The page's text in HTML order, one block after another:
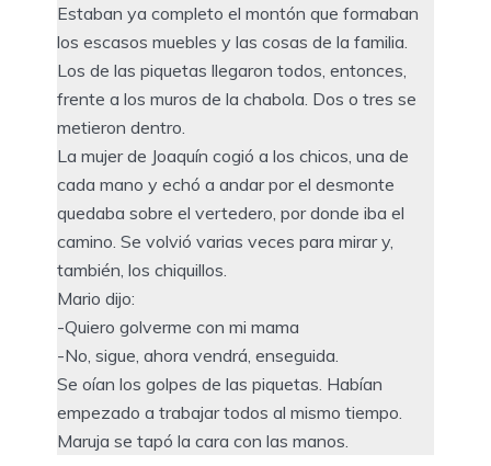
Estaban ya completo el montón que formaban
los escasos muebles y las cosas de la familia.
Los de las piquetas llegaron todos, entonces,
frente a los muros de la chabola. Dos o tres se
metieron dentro.
La mujer de Joaquín cogió a los chicos, una de
cada mano y echó a andar por el desmonte
quedaba sobre el vertedero, por donde iba el
camino. Se volvió varias veces para mirar y,
también, los chiquillos.
Mario dijo:
-Quiero golverme con mi mama
-No, sigue, ahora vendrá, enseguida.
Se oían los golpes de las piquetas. Habían
empezado a trabajar todos al mismo tiempo.
Maruja se tapó la cara con las manos.